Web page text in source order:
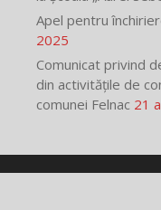
Apel pentru
2025
Comunicat privind
din activitățile de
comunei Felnac 21